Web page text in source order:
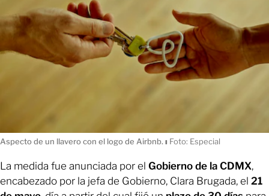
Aspecto de un llavero con el logo de Airbnb. ı Foto: Especial
La medida fue anunciada por el Gobierno de la CDMX,
encabezado por la jefa de Gobierno, Clara Brugada, el 21